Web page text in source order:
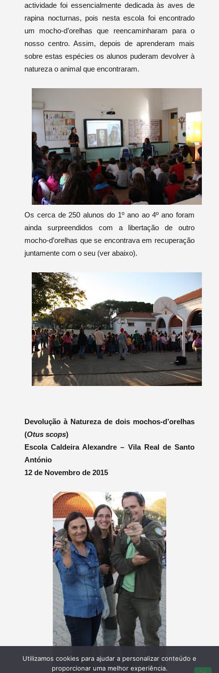
actividade foi essencialmente dedicada às aves de
rapina nocturnas, pois nesta escola foi encontrado
um mocho-d’orelhas que reencaminharam para o
nosso centro. Assim, depois de aprenderam mais
sobre estas espécies os alunos puderam devolver à
natureza o animal que encontraram.
Os cerca de 250 alunos do 1º ano ao 4º ano foram
ainda surpreendidos com a libertação de outro
mocho-d’orelhas que se encontrava em recuperação
juntamente com o seu (ver abaixo).
Devolução à Natureza de dois mochos-d’orelhas
(Otus scops)
Escola Caldeira Alexandre – Vila Real de Santo
António
12 de Novembro de 2015
Utilizamos cookies para ajudar a personalizar conteúdo e
proporcionar uma melhor experiência.